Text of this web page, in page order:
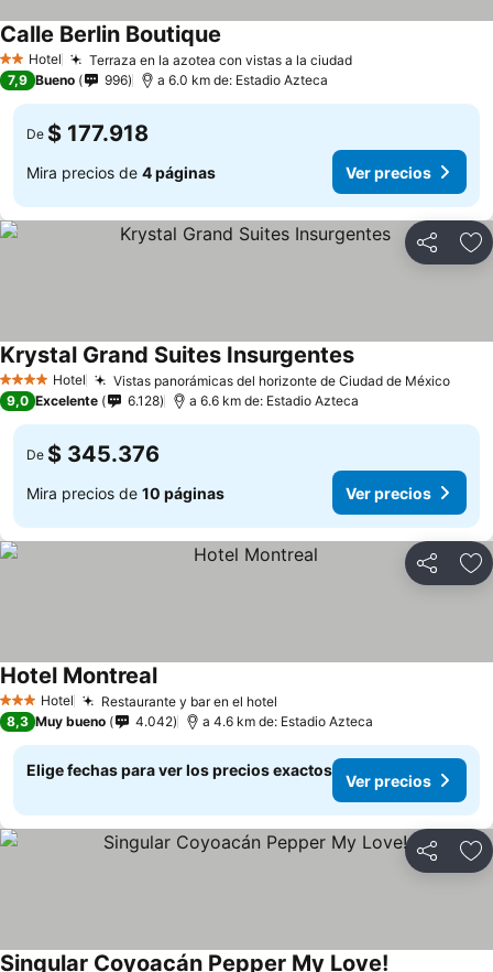
2 Estrellas
Hotel Terraza en la azotea con vistas a la ciudadVer precios
Calle Berlin Boutique
7,9 Bueno 996 a 6.0 km de: Estadio Azteca
De $ 177.918
Mira precios de 4 páginas Ver precios
Compartir
4 EstrellasHotel Vistas panorámicas del horizonte de Ciudad de MéxicoVer
Krystal Grand Suites InsurgentesVer precios
9,0 Excelente 6.128 a 6.6 km de: Estadio Azteca
De $ 345.376
Mira precios de 10 páginas Ver precios
Compartir
3 Estrellas
Hotel Restaurante y bar en el hotel
Hotel MontrealVer precios
8,3 Muy bueno 4.042 a 4.6 km de: Estadio Azteca
Elige fechas para ver los precios exactos
Ver precios
Compartir
Singular Coyoacán Pepper My Love!